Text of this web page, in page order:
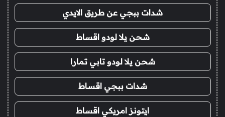
شدات ببجي عن طريق الايدي
شحن يلا لودو اقساط
شحن يلا لودو تابي تمارا
شدات ببجي اقساط
ايتونز امريكي اقساط